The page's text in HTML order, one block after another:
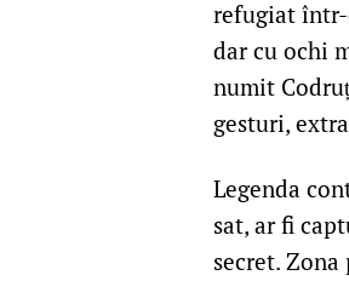
refugiat într-
dar cu ochi
numit
gesturi,
Legenda
sat, ar fi
secret. Zona